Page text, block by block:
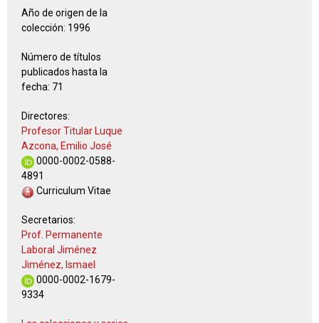
Año de origen de la
colección: 1996
Número de títulos
publicados hasta la
fecha: 71
Directores:
Profesor Titular Luque
Azcona, Emilio José
0000-0002-0588-
4891
Curriculum Vitae
Secretarios:
Prof. Permanente
Laboral Jiménez
Jiménez, Ismael
0000-0002-1679-
9334